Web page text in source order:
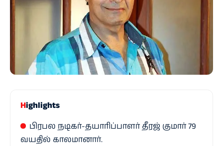
Highlights
பிரபல நடிகர்-தயாரிப்பாளர் தீரஜ் குமார் 79
வயதில் காலமானார்.